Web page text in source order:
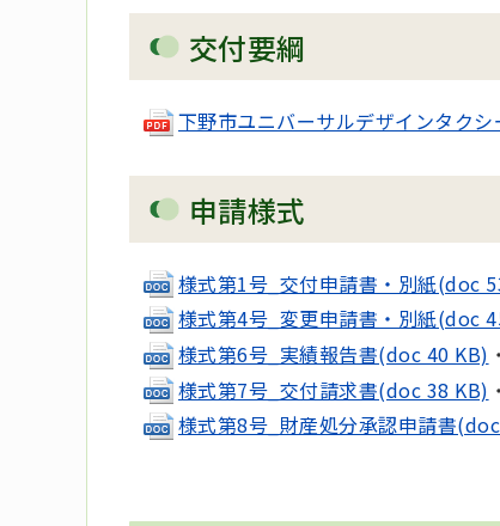
交付要綱
下野市ユニバーサルデザインタク
申請様式
様式第1号_交付申請書・別紙(doc
様式第4号_変更申請書・別紙(doc
様式第6号_実績報告書(doc 40 KB) ・
様式第7号_交付請求書(doc 38 KB) ・
様式第8号_財産処分承認申請書